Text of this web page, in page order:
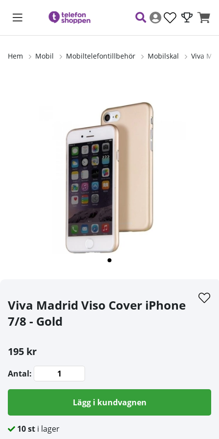
Hem Mobil Mobiltelefontillbehör Mobilskal Viva
Viva Madrid Viso Cover iPhone
7/8 - Gold
195 kr
Antal:
Lägg i kundvagnen
10st i lager